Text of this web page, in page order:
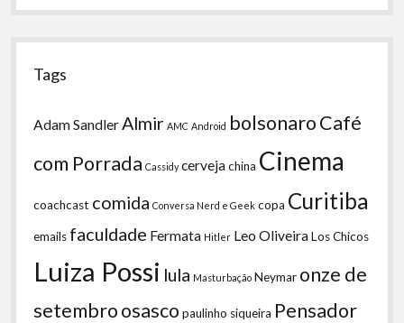
Tags
Adam Sandler Almir AMC Android bolsonaroCafé
com Porrada Cassidy cervejachina Cinema
coachcast comida Conversa Nerd e Geek copa Curitiba
emails faculdade Fermata Hitler Leo OliveiraLos Chicos
Luiza Possi lula Masturbação Neymar onze de
setembroosasco paulinho siqueira Pensador